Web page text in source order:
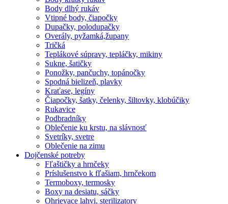
Body dlhý rukáv
Vtipné body, čiapočky
Dupačky, polodupačky
Overály, pyžamká,župany
Tričká
Teplákové súpravy, tepláčky, mikiny
Sukne, šatičky
Ponožky, pančuchy, topánočky
Spodná bielizeň, plavky
Kraťase, legíny
Čiapočky, šatky, čelenky, šiltovky, klobúčiky
Rukavice
Podbradníky
Oblečenie ku krstu, na slávnosť
Svetríky, svetre
Oblečenie na zimu
Dojčenské potreby
Fľaštičky a hrnčeky
Príslušenstvo k fľašiam, hrnčekom
Termoboxy, termosky
Boxy na desiatu, sáčky
Ohrievace lahvi, sterilizatory